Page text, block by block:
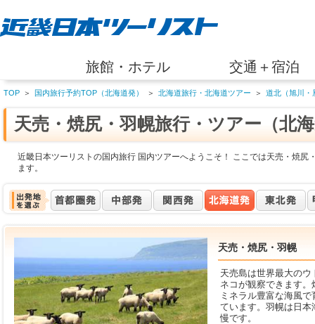
旅館・ホテル 交通＋宿泊
TOP ＞ 国内旅行予約TOP（北海道発） ＞ 北海道旅行・北海道ツアー ＞ 道北（旭川・
天売・焼尻・羽幌旅行・ツアー（北
近畿日本ツーリストの国内旅行 国内ツアーへようこそ！ ここでは天売・焼尻
ます。
天売・焼尻・羽幌
天売島は世界最大の
ネコが観察できます
ミネラル豊富な海風
ています。羽幌は日
慢です。